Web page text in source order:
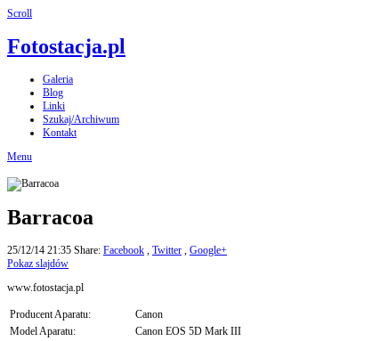
Scroll
Fotostacja.pl
Galeria
Blog
Linki
Szukaj/Archiwum
Kontakt
Menu
Barracoa
25/12/14 21:35 Share: Facebook , Twitter , Google+
Pokaz slajdów
www.fotostacja.pl
Producent Aparatu:
Canon
Model Aparatu:
Canon EOS 5D Mark III